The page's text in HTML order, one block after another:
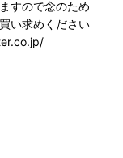
すので念のため
い求めください